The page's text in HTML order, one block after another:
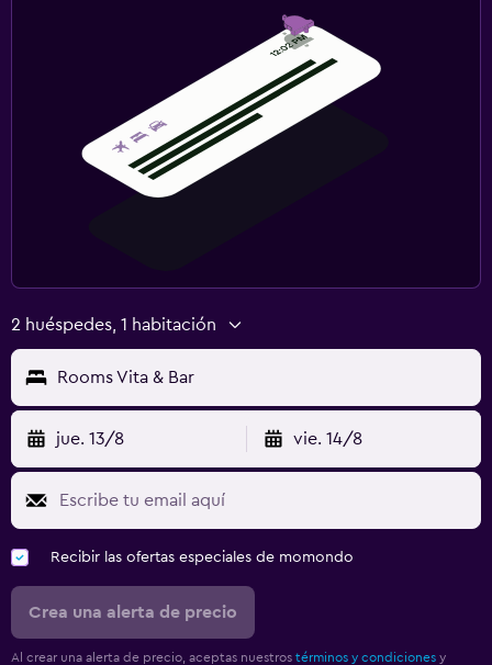
2 huéspedes, 1 habitación
Rooms Vita & Bar
jue. 13/8 vie. 14/8
Recibir las ofertas especiales de momondo
Crea una alerta de precio
Al crear una alerta de precio, aceptas nuestros términos y condiciones y